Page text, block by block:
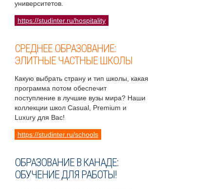
университетов.
https://studinter.ru/hospitality
СРЕДНЕЕ ОБРАЗОВАНИЕ:
ЭЛИТНЫЕ ЧАСТНЫЕ ШКОЛЫ
Какую выбрать страну и тип школы, какая
программа потом обеспечит
поступление в лучшие вузы мира? Наши
коллекции школ Casual, Premium и
Luxury для Вас!
https://studinter.ru/schools
ОБРАЗОВАНИЕ В КАНАДЕ:
ОБУЧЕНИЕ ДЛЯ РАБОТЫ!